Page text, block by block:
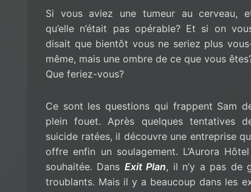
Si vous aviez une tumeur au cerveau,
qu’elle n’était pas opérable? Et si on
disait que bientôt vous ne seriez plus
même, mais une ombre de ce que vous
Que feriez-vous?
Ce sont les questions qui frappent Sam
plein fouet. Après quelques tentatives
suicide ratées, il découvre une entreprise
offre enfin un soulagement. L’Aurora
souhaitée. Dans Exit Plan, il n’y a pas de
troublants. Mais il y a beaucoup dans les